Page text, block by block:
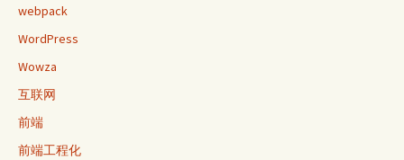
webpack
WordPress
Wowza
互联网
前端
前端工程化